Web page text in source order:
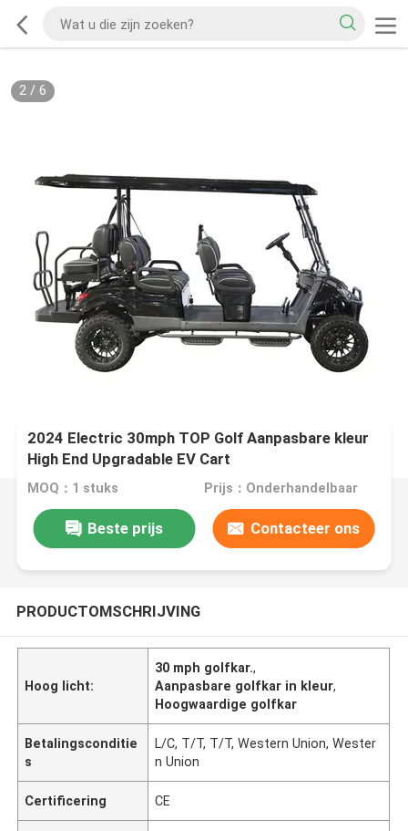
2/ 6
2024 Electric 30mph TOP Golf Aanpasbare kleur
High End Upgradable EV Cart
MOQ：1 stuks Prijs：Onderhandelbaar
Beste prijs Contacteer ons
PRODUCTOMSCHRIJVING
Hoog licht:
30 mph golfkar.,
Aanpasbare golfkar in kleur,
Hoogwaardige golfkar
Betalingsconditie
s
L/C, T/T, T/T, Western Union, Wester
n Union
Certificering CE